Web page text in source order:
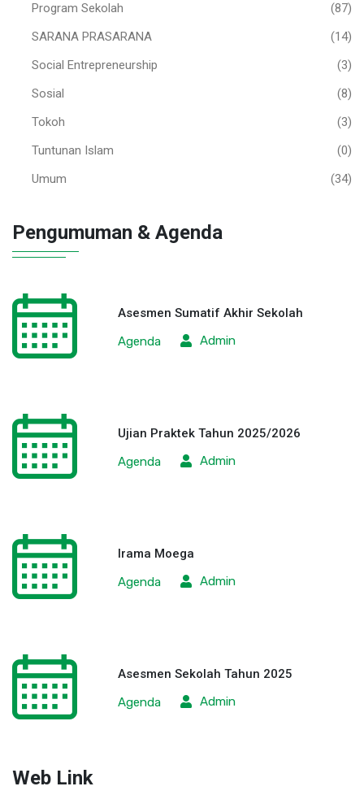
Program Sekolah
(87)
SARANA PRASARANA
(14)
Social Entrepreneurship
(3)
Sosial
(8)
Tokoh
(3)
Tuntunan Islam
(0)
Umum
(34)
Pengumuman & Agenda
Asesmen Sumatif Akhir Sekolah
Agenda
Admin
Ujian Praktek Tahun 2025/2026
Agenda
Admin
Irama Moega
Agenda
Admin
Asesmen Sekolah Tahun 2025
Agenda
Admin
Web Link